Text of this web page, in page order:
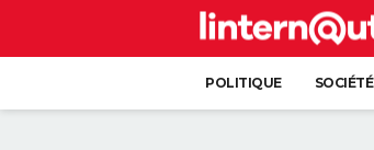
POLITIQUE SOCIÉTÉ